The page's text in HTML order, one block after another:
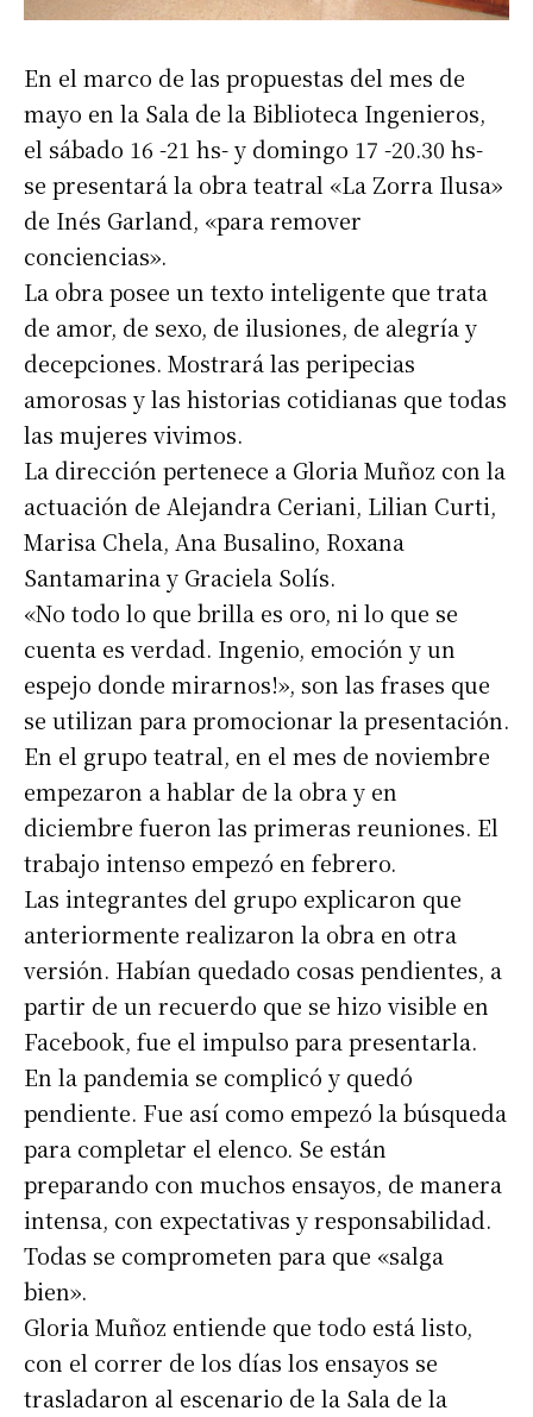
En el marco de las propuestas del mes de
mayo en la Sala de la Biblioteca Ingenieros,
el sábado 16 -21 hs- y domingo 17 -20.30 hs-
se presentará la obra teatral «La Zorra Ilusa»
de Inés Garland, «para remover
conciencias».
La obra posee un texto inteligente que trata
de amor, de sexo, de ilusiones, de alegría y
decepciones. Mostrará las peripecias
amorosas y las historias cotidianas que todas
las mujeres vivimos.
La dirección pertenece a Gloria Muñoz con la
actuación de Alejandra Ceriani, Lilian Curti,
Marisa Chela, Ana Busalino, Roxana
Santamarina y Graciela Solís.
«No todo lo que brilla es oro, ni lo que se
cuenta es verdad. Ingenio, emoción y un
espejo donde mirarnos!», son las frases que
se utilizan para promocionar la presentación.
En el grupo teatral, en el mes de noviembre
empezaron a hablar de la obra y en
diciembre fueron las primeras reuniones. El
trabajo intenso empezó en febrero.
Las integrantes del grupo explicaron que
anteriormente realizaron la obra en otra
versión. Habían quedado cosas pendientes, a
partir de un recuerdo que se hizo visible en
Facebook, fue el impulso para presentarla.
En la pandemia se complicó y quedó
pendiente. Fue así como empezó la búsqueda
para completar el elenco. Se están
preparando con muchos ensayos, de manera
intensa, con expectativas y responsabilidad.
Todas se comprometen para que «salga
bien».
Gloria Muñoz entiende que todo está listo,
con el correr de los días los ensayos se
trasladaron al escenario de la Sala de la